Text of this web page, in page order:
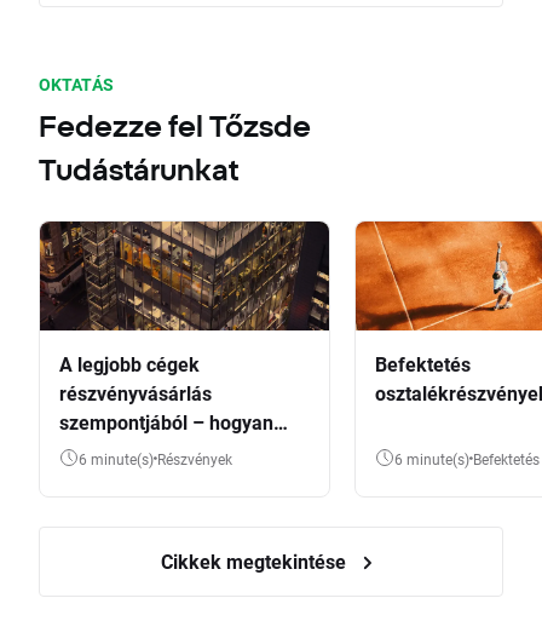
OKTATÁS
Fedezze fel Tőzsde
Tudástárunkat
A legjobb cégek
részvényvásárlás
szempontjából – hogyan
válasszunk?
6 minute(s) Részvények
Befektetés
6 minute(s) Befektetés
Cikkek megtekintése